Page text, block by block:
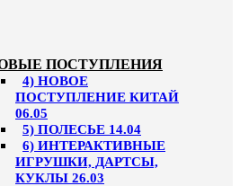
ПОСТУПЛЕНИЯ
4) НОВОЕ
ПОСТУПЛЕНИЕ КИТАЙ
06.05
5) ПОЛЕСЬЕ 14.04
6) ИНТЕРАКТИВНЫЕ
ИГРУШКИ, ДАРТСЫ,
КУКЛЫ 26.03